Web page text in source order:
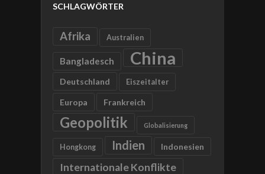
SCHLAGWÖRTER
Afrika Australien
Bangladesch China
Deutschland Eiszeitalter
Europa Frankreich
Geopolitik Globalisierung
Hongkong Indien Indonesien
Internationale Konflikte